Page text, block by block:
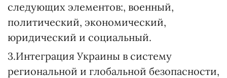
следующих элементов:, военный,
политический, экономический,
юридический и социальный.
3.Интеграция Украины в систему
региональной и глобальной безопасности,